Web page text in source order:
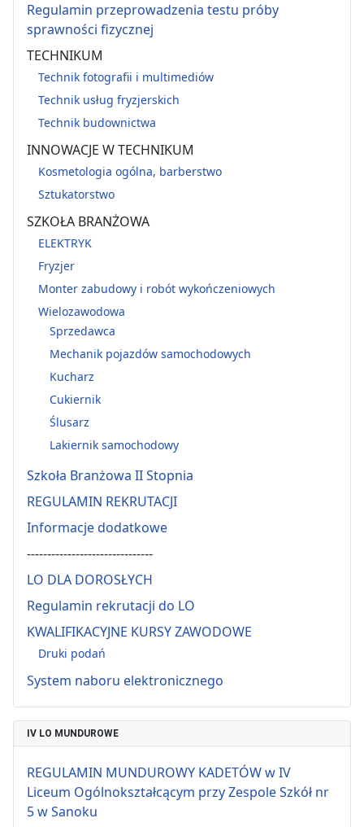
Regulamin przeprowadzenia testu próby
sprawności fizycznej
TECHNIKUM
Technik fotografii i multimediów
Technik usług fryzjerskich
Technik budownictwa
INNOWACJE W TECHNIKUM
Kosmetologia ogólna, barberstwo
Sztukatorstwo
SZKOŁA BRANŻOWA
ELEKTRYK
Fryzjer
Monter zabudowy i robót wykończeniowych
Wielozawodowa
Sprzedawca
Mechanik pojazdów samochodowych
Kucharz
Cukiernik
Ślusarz
Lakiernik samochodowy
Szkoła Branżowa II Stopnia
REGULAMIN REKRUTACJI
Informacje dodatkowe
-------------------------------
LO DLA DOROSŁYCH
Regulamin rekrutacji do LO
KWALIFIKACYJNE KURSY ZAWODOWE
Druki podań
System naboru elektronicznego
IV LO MUNDUROWE
REGULAMIN MUNDUROWY KADETÓW w IV
Liceum Ogólnokształcącym przy Zespole Szkół nr
5 w Sanoku